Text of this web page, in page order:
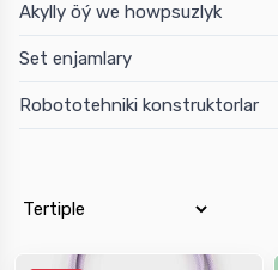
Akylly öý we howpsuzlyk
Set enjamlary
Robototehniki konstruktorlar